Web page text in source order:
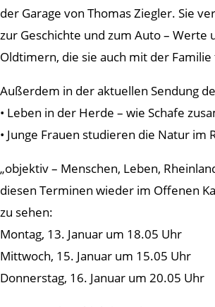
der Garage von Thomas Ziegler. Sie
zur Geschichte und zum Auto – Werte
Oldtimern, die sie auch mit der
Außerdem in der aktuellen Sendung
• Leben in der Herde – wie Schafe
• Junge Frauen studieren die Natur im
„objektiv – Menschen, Leben,
diesen Terminen wieder im Offenen
zu sehen:
Montag, 13. Januar um 18.05 Uhr
Mittwoch, 15. Januar um 15.05 Uhr
Donnerstag, 16. Januar um 20.05 Uhr